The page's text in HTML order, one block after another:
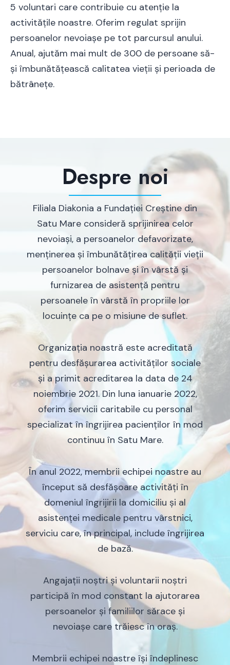
5 voluntari care contribuie cu atenție la
activitățile noastre. Oferim regulat sprijin
persoanelor nevoiașe pe tot parcursul anului.
Anual, ajutăm mai mult de 300 de persoane să-
și îmbunătățească calitatea vieții și perioada de
bătrânețe.
Despre noi
Filiala Diakonia a Fundației Creștine din
Satu Mare consideră sprijinirea celor
nevoiași, a persoanelor defavorizate,
menținerea și îmbunătățirea calității vieții
persoanelor bolnave și în vârstă și
furnizarea de asistență pentru
persoanele în vârstă în propriile lor
locuințe ca pe o misiune de suflet.
Organizația noastră este acreditată
pentru desfășurarea activităților sociale
și a primit acreditarea la data de 24
noiembrie 2021. Din luna ianuarie 2022,
oferim servicii caritabile cu personal
specializat în îngrijirea pacienților în mod
continuu în Satu Mare.
În anul 2022, membrii echipei noastre au
început să desfășoare activități în
domeniul îngrijirii la domiciliu și al
asistenței medicale pentru vârstnici,
serviciu care, în principal, include îngrijirea
de bază.
Angajații noștri și voluntarii noștri
participă în mod constant la ajutorarea
persoanelor și familiilor sărace și
nevoiașe care trăiesc în oraș.
Membrii echipei noastre își îndeplinesc